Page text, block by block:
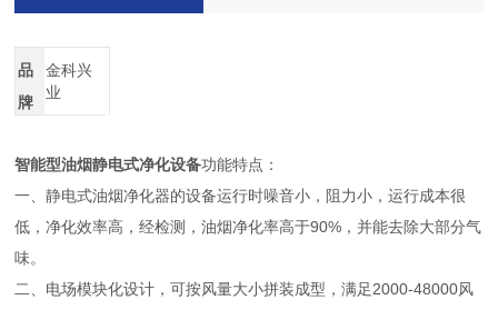
品
牌
金科兴
业
智能型油烟静电式净化设备功能特点：
一、静电式油烟净化器的设备运行时噪音小，阻力小，运行成本很
低，净化效率高，经检测，油烟净化率高于90%，并能去除大部分气
味。
二、电场模块化设计，可按风量大小拼装成型，满足2000-48000风